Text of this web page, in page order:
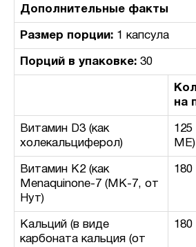
Дополнительные факты
Размер порции: 1 капсула
Порций в упаковке: 30
на
Витамин D3 (как
холекальциферол)
125
МЕ)
Витамин K2 (как
Menaquinone-7 (МК-7, от
Нут)
180
Кальций (в виде
карбоната кальция (от
180